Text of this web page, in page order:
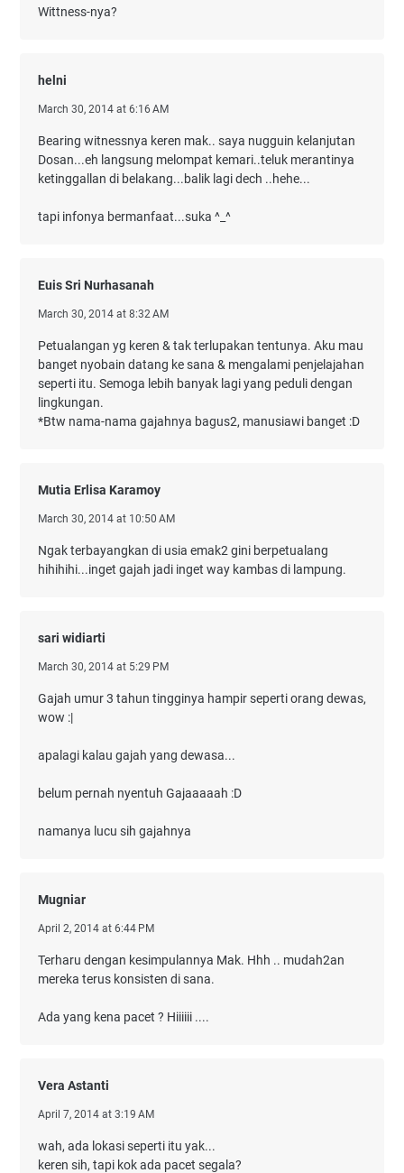
Wittness-nya?
helni
March 30, 2014 at 6:16 AM
Bearing witnessnya keren mak.. saya nugguin kelanjutan
Dosan...eh langsung melompat kemari..teluk merantinya
ketinggallan di belakang...balik lagi dech ..hehe...
tapi infonya bermanfaat...suka ^_^
Euis Sri Nurhasanah
March 30, 2014 at 8:32 AM
Petualangan yg keren & tak terlupakan tentunya. Aku mau
banget nyobain datang ke sana & mengalami penjelajahan
seperti itu. Semoga lebih banyak lagi yang peduli dengan
lingkungan.
*Btw nama-nama gajahnya bagus2, manusiawi banget :D
Mutia Erlisa Karamoy
March 30, 2014 at 10:50 AM
Ngak terbayangkan di usia emak2 gini berpetualang
hihihihi...inget gajah jadi inget way kambas di lampung.
sari widiarti
March 30, 2014 at 5:29 PM
Gajah umur 3 tahun tingginya hampir seperti orang dewas,
wow :|
apalagi kalau gajah yang dewasa...
belum pernah nyentuh Gajaaaaah :D
namanya lucu sih gajahnya
Mugniar
April 2, 2014 at 6:44 PM
Terharu dengan kesimpulannya Mak. Hhh .. mudah2an
mereka terus konsisten di sana.
Ada yang kena pacet ? Hiiiiii ....
Vera Astanti
April 7, 2014 at 3:19 AM
wah, ada lokasi seperti itu yak...
keren sih, tapi kok ada pacet segala?